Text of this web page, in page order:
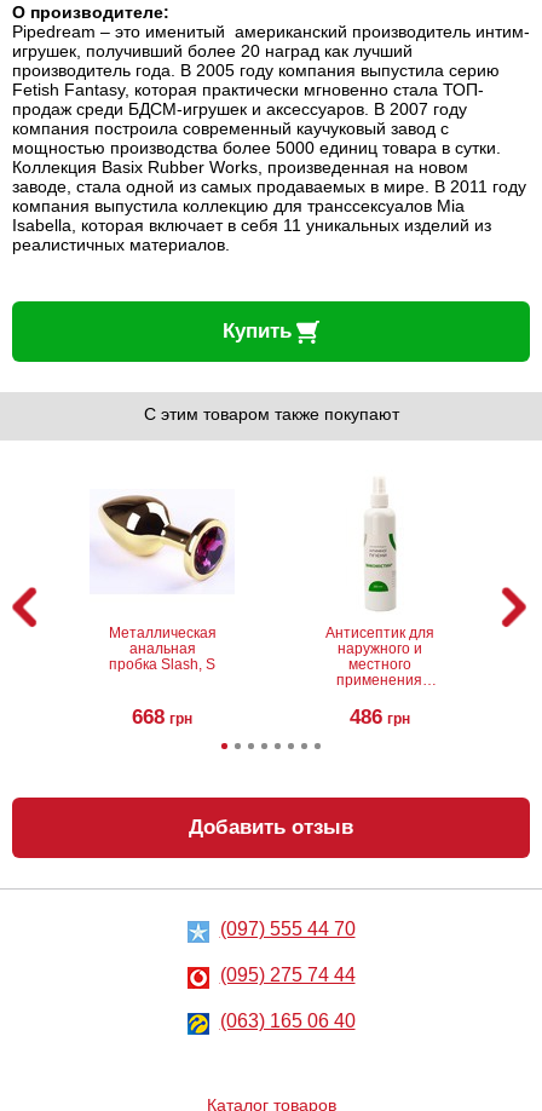
О производителе:
Pipedream – это именитый американский производитель интим-
игрушек, получивший более 20 наград как лучший
производитель года. В 2005 году компания выпустила серию
Fetish Fantasy, которая практически мгновенно стала ТОП-
продаж среди БДСМ-игрушек и аксессуаров. В 2007 году
компания построила современный каучуковый завод с
мощностью производства более 5000 единиц товара в сутки.
Коллекция Basix Rubber Works, произведенная на новом
заводе, стала одной из самых продаваемых в мире. В 2011 году
компания выпустила коллекцию для транссексуалов Mia
Isabella, которая включает в себя 11 уникальных изделий из
реалистичных материалов.
Купить
С этим товаром также покупают
Металлическая
анальная
пробка Slash, S
668 грн
Антисептик для
наружного и
местного
применения
(0,1% водный
раствор
486 грн
Анальный
лубрикант на
водной основе
Just Glide Anal,
грн
Анальный
Lubrix Anal gel,
314
Добавить отзыв
(097) 555 44 70
(095) 275 74 44
(063) 165 06 40
Каталог товаров